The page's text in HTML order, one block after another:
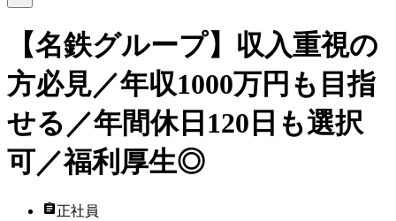
【名鉄グループ】収入重視の
方必見／年収1000万円も目指
せる／年間休日120日も選択
可／福利厚生◎
正社員